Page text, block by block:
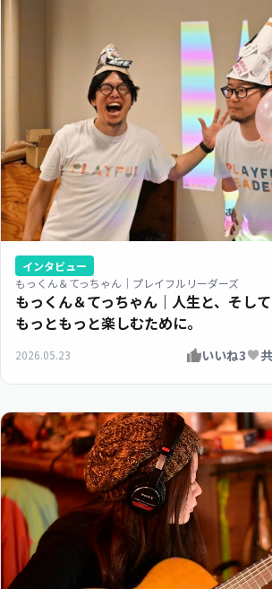
インタビュー
もっくん＆てっちゃん｜プレイフルリーダーズ
もっくん＆てっちゃん｜人生と、そして
もっともっと楽しむために。
2026.05.23 いいね3